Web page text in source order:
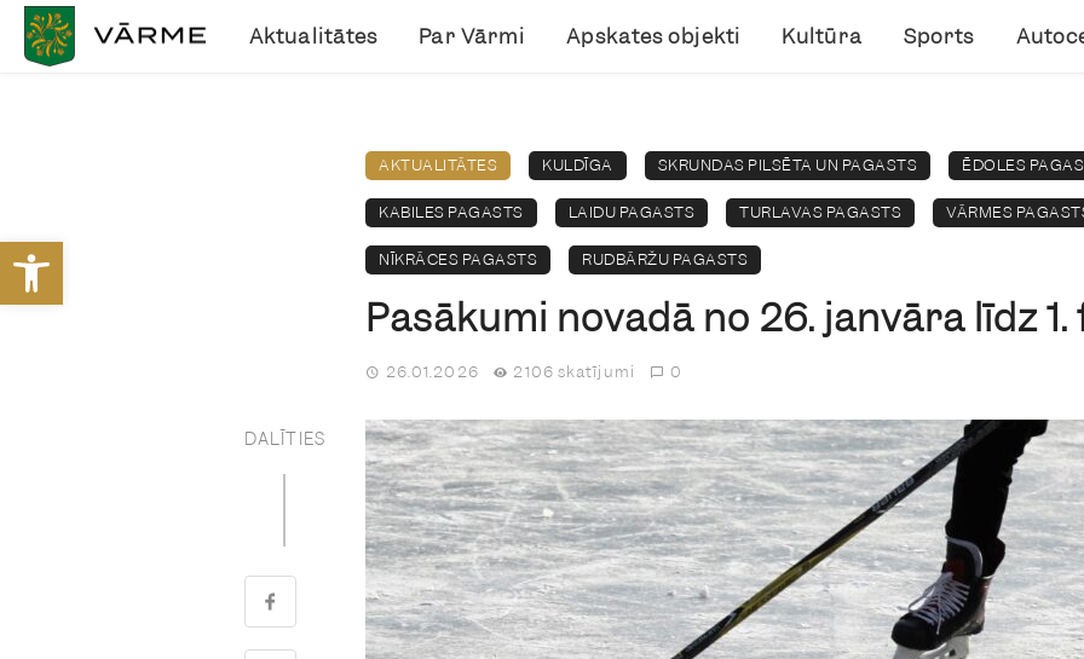
Open toolbar
Aktualitātes Par Vārmi Apskates objekti Kultūra Sports
AKTUALITĀTES KULDĪGA SKRUNDAS PILSĒTA UN PAGASTS ĒDOLES
KABILES PAGASTS LAIDU PAGASTS TURLAVAS PAGASTS VĀRMES
NĪKRĀCES PAGASTS RUDBĀRŽU PAGASTS
Pasākumi novadā no 26. janvāra līdz
26.01.2026 2106 skatījumi 0
DALĪTIES